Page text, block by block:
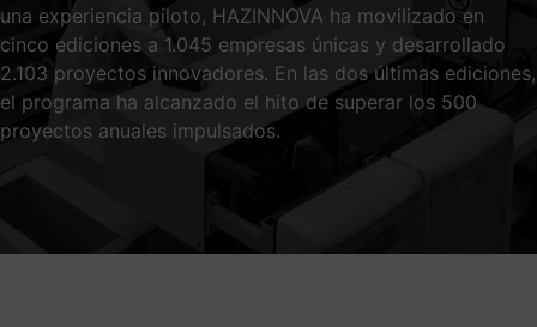
una experiencia piloto, HAZINNOVA ha movilizado en
cinco ediciones a 1.045 empresas únicas y desarrollado
2.103 proyectos innovadores. En las dos últimas ediciones,
el programa ha alcanzado el hito de superar los 500
proyectos anuales impulsados.